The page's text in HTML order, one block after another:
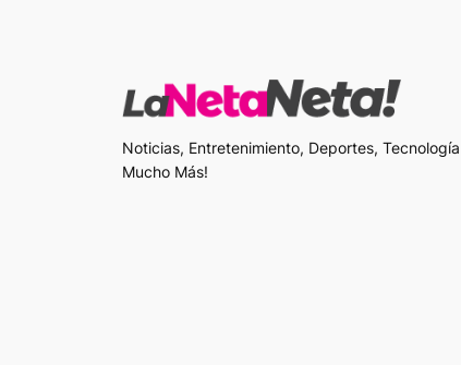
Noticias, Entretenimiento, Deportes,
Mucho Más!